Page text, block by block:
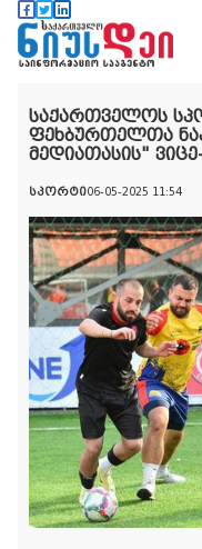
საქართველოს
ფეხბურთელთა
მედიათასის"
სპორტი06-05-2025 11:54